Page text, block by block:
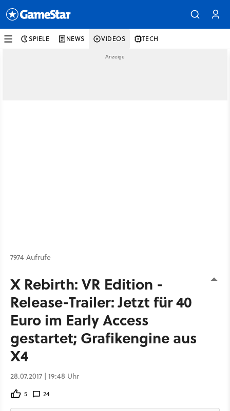
SPIELE NEWS VIDEOS TECH
7974 Aufrufe
X Rebirth: VR Edition -
Release-Trailer: Jetzt für 40
Euro im Early Access
gestartet; Grafikengine aus
X4
28.07.2017 | 19:48 Uhr
5 24